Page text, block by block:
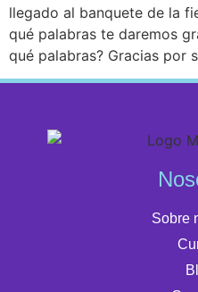
llegado al banquete de la
qué palabras te daremos
qué palabras? Gracias por
Sobre